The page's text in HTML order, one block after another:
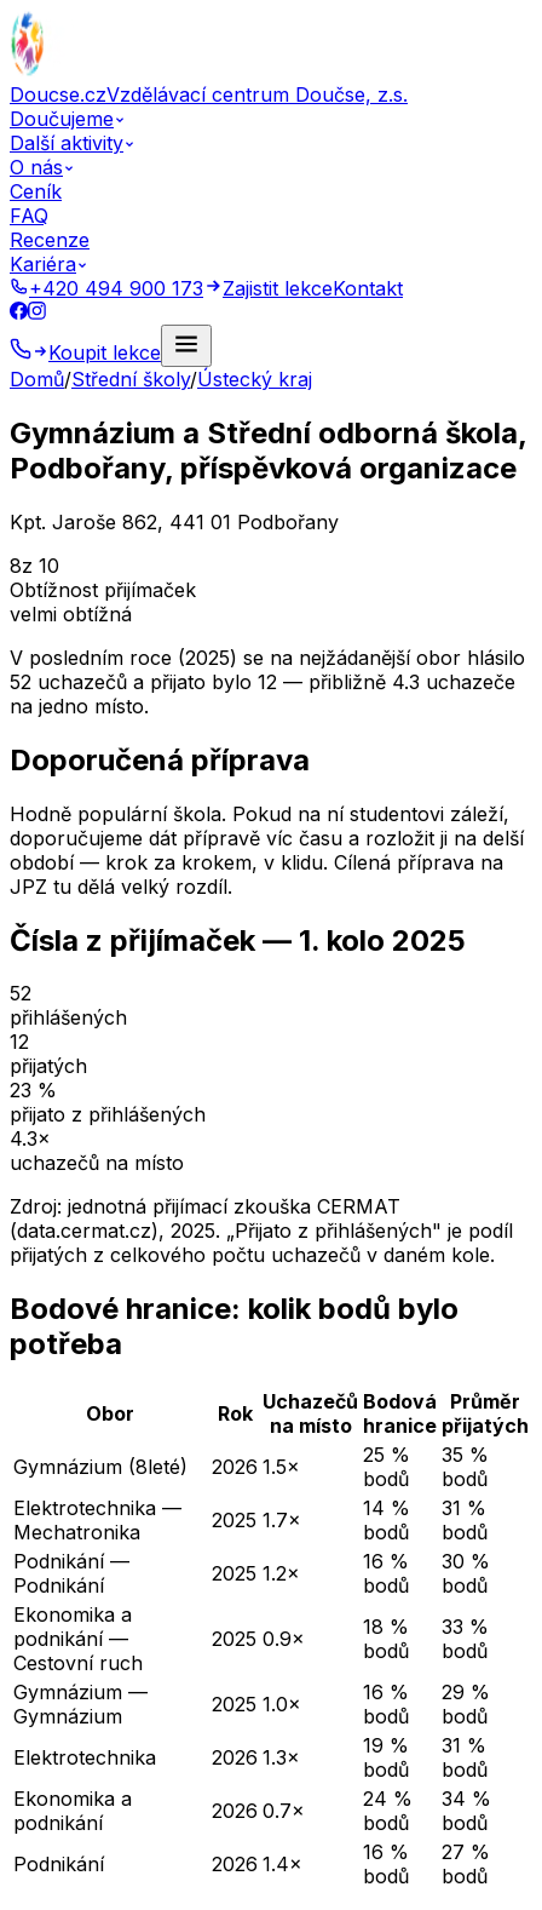
Doucse.czVzdělávací centrum Doučse, z.s.
Doučujeme
Další aktivity
O nás
Ceník
FAQ
Recenze
Kariéra
+420 494 900 173
Zajistit lekceKontakt
Koupit lekce
Domů/Střední školy/Ústecký kraj
Gymnázium a Střední odborná škola,
Podbořany, příspěvková organizace
Kpt. Jaroše 862, 441 01 Podbořany
8z 10
Obtížnost přijímaček
velmi obtížná
V posledním roce (2025) se na nejžádanější obor hlásilo
52 uchazečů a přijato bylo 12 — přibližně 4.3 uchazeče
na jedno místo.
Doporučená příprava
Hodně populární škola. Pokud na ní studentovi záleží,
doporučujeme dát přípravě víc času a rozložit ji na delší
období — krok za krokem, v klidu. Cílená příprava na
JPZ tu dělá velký rozdíl.
Čísla z přijímaček — 1. kolo 2025
52
přihlášených
12
přijatých
23 %
přijato z přihlášených
4.3×
uchazečů na místo
Zdroj: jednotná přijímací zkouška CERMAT
(data.cermat.cz), 2025. „Přijato z přihlášených" je podíl
přijatých z celkového počtu uchazečů v daném kole.
Bodové hranice: kolik bodů bylo
potřeba
Obor Rok Uchazečů
na místo
Bodová
hranice
Průměr
přijatých
Gymnázium (8leté)
2026 1.5×
25 %
bodů
35 %
bodů
Elektrotechnika —
Mechatronika
2025 1.7×
14 %
bodů
31 %
bodů
Podnikání —
Podnikání
2025 1.2×
16 %
bodů
30 %
bodů
Ekonomika a
podnikání —
Cestovní ruch
2025 0.9×
18 %
bodů
33 %
bodů
Gymnázium —
Gymnázium
2025 1.0×
16 %
bodů
29 %
bodů
Elektrotechnika
2026 1.3×
19 %
bodů
31 %
bodů
Ekonomika a
podnikání
2026 0.7×
24 %
bodů
34 %
bodů
Podnikání
2026 1.4×
16 %
bodů
27 %
bodů